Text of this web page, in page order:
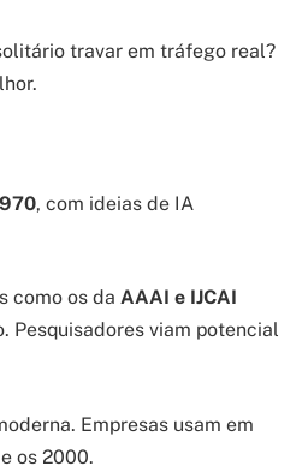
travar em tráfego real?
, com ideias de IA
como os da AAAI e IJCAI
Pesquisadores viam potencial
Empresas usam em
os 2000.